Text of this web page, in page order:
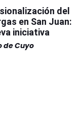
del
en San Juan:
iniciativa
de Cuyo